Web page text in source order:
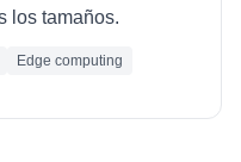
los tamaños.
Edge computing